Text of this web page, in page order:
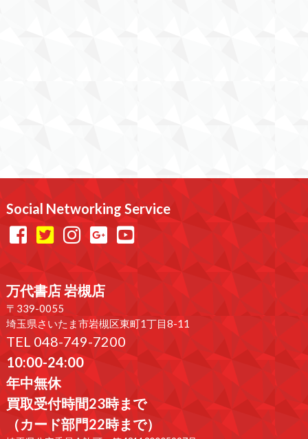
Social Networking Service
万代書店 岩槻店
〒339-0055
埼玉県さいたま市岩槻区東町1丁目8-11
TEL 048-749-7200
10:00-24:00
年中無休
買取受付時間23時まで
（カード部門22時まで）